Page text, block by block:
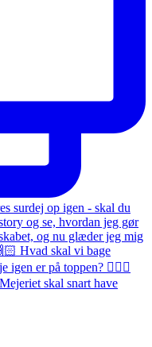
skal snart have